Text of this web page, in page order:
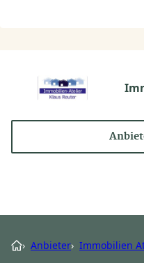
› Anbieter› Immobilien